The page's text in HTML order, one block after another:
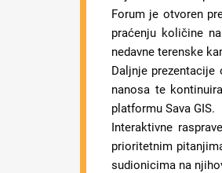
Forum je otvoren
praćenju količine
nedavne terenske
Daljnje
nanosa te
platformu Sava GIS.
Interaktivne
prioritetnim
sudionicima na